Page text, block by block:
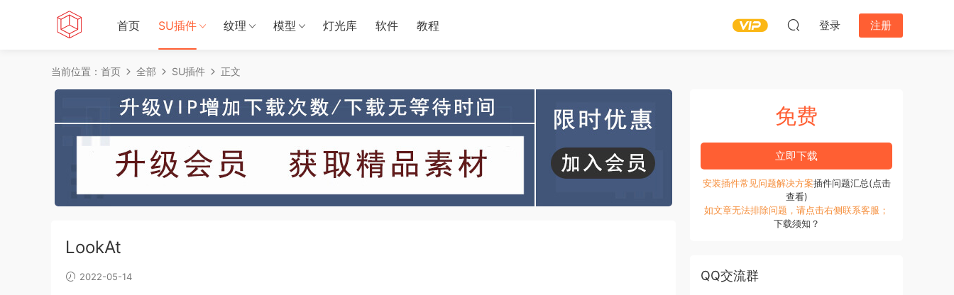
首页 SU插件 纹理 模型 灯光库 软件 教程 登录 注册
当前位置： 首页 全部 SU插件 正文
LookAt
2022-05-14
免费
立即下载
安装插件常见问题解决方案插件问题汇总(点击
查看)
如文章无法排除问题，请点击右侧联系客服；
下载须知？
QQ交流群